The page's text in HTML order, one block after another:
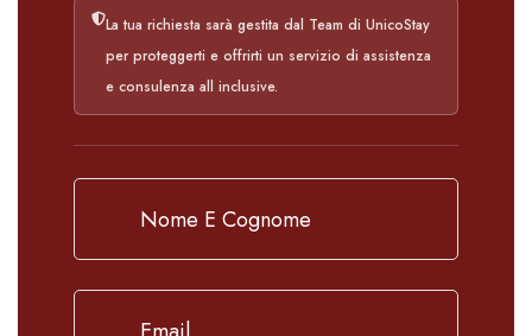
La tua richiesta sarà gestita dal Team di UnicoStay
per proteggerti e offrirti un servizio di assistenza
e consulenza all inclusive.